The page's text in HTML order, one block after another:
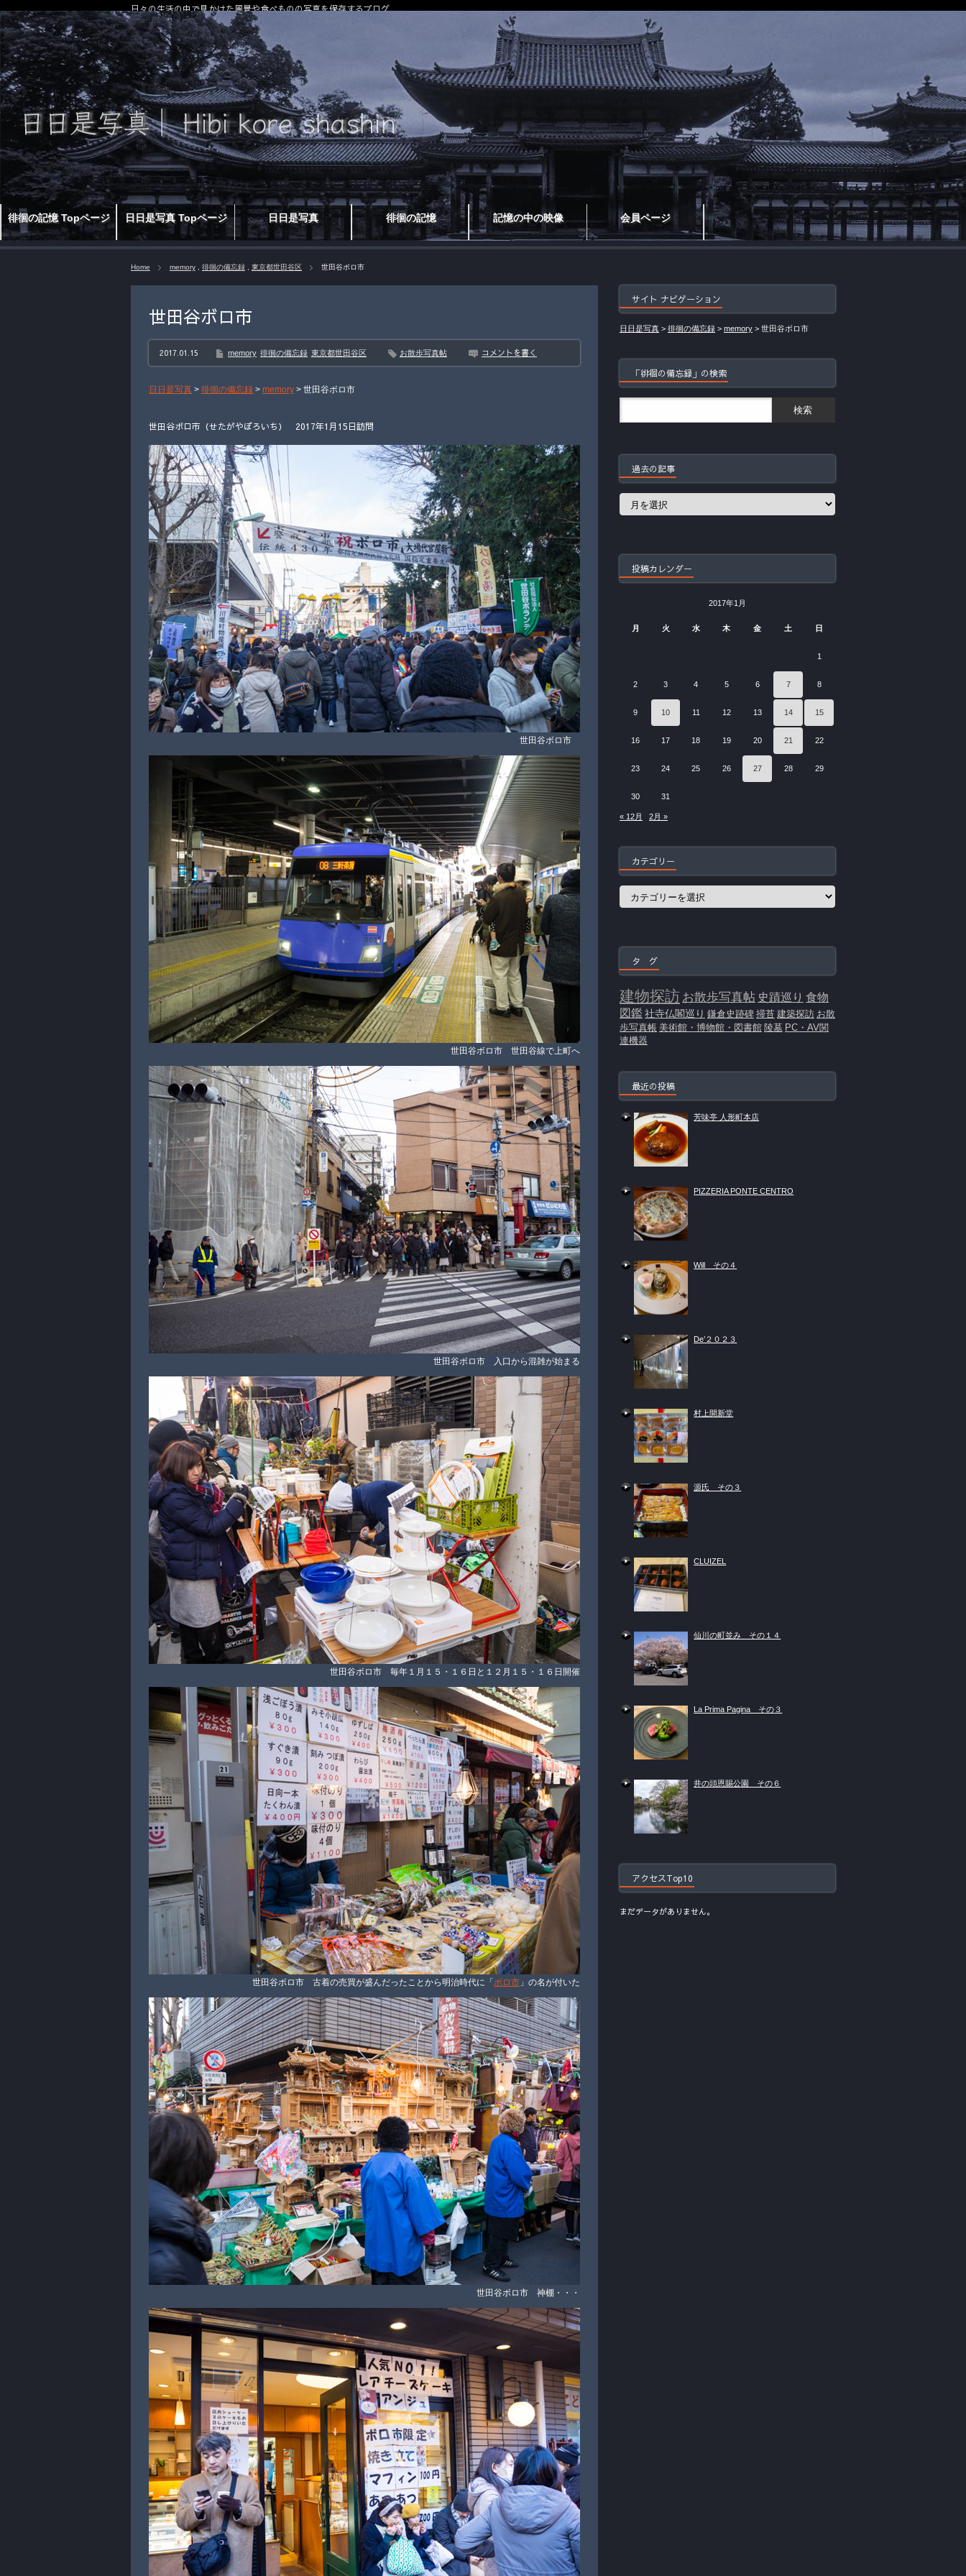
徘徊の記憶 Topページ 日日是写真 Topページ 日日是写真 徘徊の記憶 記憶の中の映像 会員ページ
日々の生活の中で見かけた風景や食べものの写真を保存するブログ
Home memory 徘徊の備忘録 東京都世田谷区 世田谷ボロ市
世田谷ボロ市
2017.01.15 memory 徘徊の備忘録 東京都世田谷区 お散歩写真帖 コメントを書く
日日是写真 > 徘徊の備忘録 > memory > 世田谷ボロ市
世田谷ボロ市（せたがやぼろいち） 2017年1月15日訪問
世田谷ボロ市
世田谷ボロ市 世田谷線で上町へ
世田谷ボロ市 入口から混雑が始まる
世田谷ボロ市 毎年１月１５・１６日と１２月１５・１６日開催
世田谷ボロ市 古着の売買が盛んだったことから明治時代に「 ボロ市 」の名が付いた
世田谷ボロ市 神棚・・・
サイト ナビゲーション
日日是写真 > 徘徊の備忘録 > memory > 世田谷ボロ市
「徘徊の備忘録」の検索
過去の記事
過
投稿カレンダー
2017年1月
月 火 水 木 金 土 日
1
2 3 4 5 6 7 8
9 10 11 12 13 14 15
16 17 18 19 20 21 22
23 24 25 26 27 28 29
30 31
« 12月 2月 »
カテゴリー
カ
タ グ
建物探訪 お散歩写真帖 史蹟巡り 食物
図鑑社寺仏閣巡り 鎌倉史跡碑 掃苔 建築探訪 お散
歩写真帳 美術館・博物館・図書館 陵墓 PC・AV関
連機器
最近の投稿
芳味亭 人形町本店
PIZZERIA PONTE CENTRO
Will その４
De’２０２３
村上開新堂
源氏 その３
CLUIZEL
仙川の町並み その１４
La Prima Pagina その３
井の頭恩賜公園 その６
アクセスTop10
まだデータがありません。